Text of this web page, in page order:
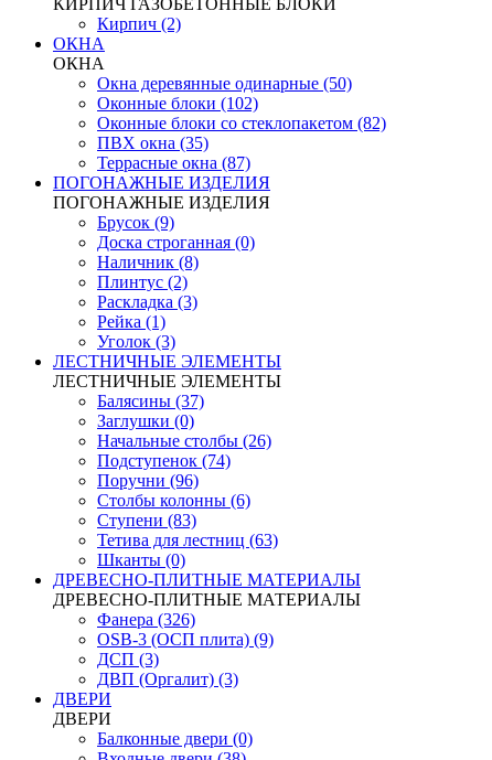
Кирпич (2)
ОКНА
ОКНА
Окна деревянные одинарные (50)
Оконные блоки (102)
Оконные блоки со стеклопакетом (82)
ПВХ окна (35)
Террасные окна (87)
ПОГОНАЖНЫЕ ИЗДЕЛИЯ
ПОГОНАЖНЫЕ ИЗДЕЛИЯ
Брусок (9)
Доска строганная (0)
Наличник (8)
Плинтус (2)
Раскладка (3)
Рейка (1)
Уголок (3)
ЛЕСТНИЧНЫЕ ЭЛЕМЕНТЫ
ЛЕСТНИЧНЫЕ ЭЛЕМЕНТЫ
Балясины (37)
Заглушки (0)
Начальные столбы (26)
Подступенок (74)
Поручни (96)
Столбы колонны (6)
Ступени (83)
Тетива для лестниц (63)
Шканты (0)
ДРЕВЕСНО-ПЛИТНЫЕ МАТЕРИАЛЫ
ДРЕВЕСНО-ПЛИТНЫЕ МАТЕРИАЛЫ
Фанера (326)
OSB-3 (ОСП плита) (9)
ДСП (3)
ДВП (Оргалит) (3)
ДВЕРИ
ДВЕРИ
Балконные двери (0)